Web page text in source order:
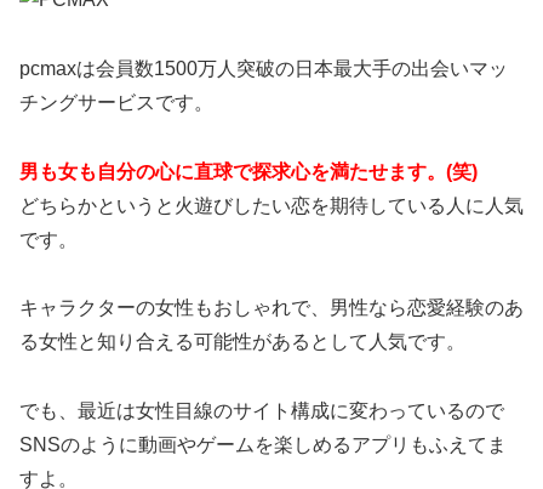
pcmaxは会員数1500万人突破の日本最大手の出会いマッ
チングサービスです。
男も女も自分の心に直球で探求心を満たせます。(笑)
どちらかというと火遊びしたい恋を期待している人に人気
です。
キャラクターの女性もおしゃれで、男性なら恋愛経験のあ
る女性と知り合える可能性があるとして人気です。
でも、最近は女性目線のサイト構成に変わっているので
SNSのように動画やゲームを楽しめるアプリもふえてま
すよ。